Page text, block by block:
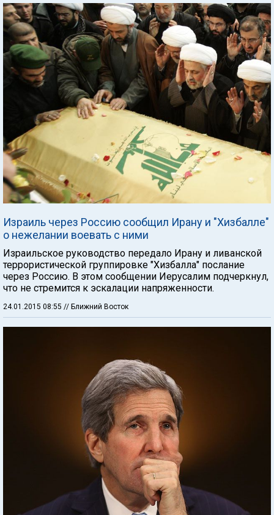
Израиль через Россию сообщил Ирану и "Хизбалле"
о нежелании воевать с ними
Израильское руководство передало Ирану и ливанской
террористической группировке "Хизбалла" послание
через Россию. В этом сообщении Иерусалим подчеркнул,
что не стремится к эскалации напряженности.
24.01.2015 08:55 // Ближний Восток